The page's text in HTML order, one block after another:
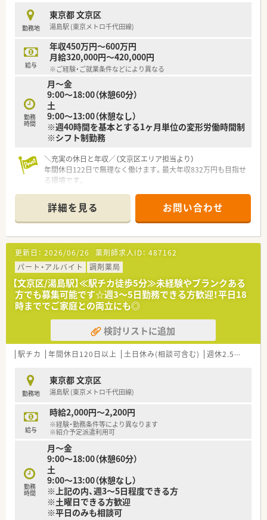
≪こんな方にオススメです≫
■福利厚生充実の大手でご勤務されたい方
■地域医療に貢献したい方
■OTC業務未経験で、今後経験を積まれたい方
勤務地
東京都 文京区
湯島駅 (東京メトロ千代田線)
給与
年収450万円～600万円
月給320,000円～420,000円
※ご経験・ご就業条件などにより異なる
勤務
時間
月～金
9:00～18:00（休憩60分）
土
9:00～13:00（休憩なし）
※週40時間を基本とする1ヶ月単位の変形労働時間制
※シフト制勤務
＼充実の休日と年収／（文京区エリア担当より）
年間休日122日で無理なく働けます。最大年収832万円も目指せ
る環境です。
【店舗情報と応需状況について】
■東京メトロ千代田線の湯島駅から徒歩5分と非常に好アクセス
な立地に店舗を構えています。
■処方箋は総合科目を1日90～100枚受け持ち幅広い症例の調剤
スキルを身につけられます。
■体制は薬剤師8名と事務4名が在籍し1人当たりの業務負担を
軽減した職場設計です。
【法人特徴について】
■全国に約350店舗を展開する東証スタンダード上場グループ
の薬局法人です。
■地域密着を掲げ全店の約90％で在宅医療に取り組んできた豊
かな実績を誇ります。
■健康サポート薬局の取得率も業界屈指で予防医療にも積極的
【勤務実態について】
■平日は18時閉局のため仕事終わりのプライベートな時間を十
分に満喫できます。
■残業時間は月平均15時間程度と少なめで1分単位で手当がし
っかり支給されます。
■年間休日は122日と多く仕事とプライベートを両立しやすい
環境が魅力的です。
【職場環境と雰囲気】
■座って服薬指導を行えるカウンターを完備し体への負担を大
きく削減しています。
■最新の監査システムを導入しており安心して調剤に集中でき
る環境が整っています。
詳細を見る お問い合わせ
更新日： 2026/06/26 薬剤師求人ID： 487162
パート・アルバイト
調剤薬局
【文京区/湯島駅】≪駅チカ徒歩5分≫未経験やブランクある
方でも募集可能です☆週3～5日勤務できる方歓迎！平日18
時まででご家庭との両立にも◎
検討リストに追加
駅チカ 年間休日120日以上 土日休み(相談可含む) 週休2.5日以上
勤務地
東京都 文京区
湯島駅 (東京メトロ千代田線)
給与
時給2,000円～2,200円
※経験・勤務条件等により異なります
※紹介予定派遣利用可
勤務
時間
月～金
9:00～18:00（休憩60分）
土
9:00～13:00（休憩なし）
※上記の内、週3～5日程度できる方
※土曜日できる方歓迎
※平日のみも相談可